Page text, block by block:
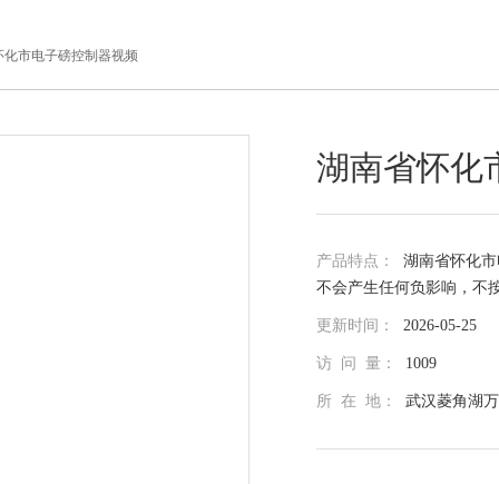
市电子磅控制器视频
湖南省怀化
产品特点： 湖南省怀化
不会产生任何负影响，不
更新时间： 2026-05-25
访 问 量： 1009
所 在 地： 武汉菱角湖